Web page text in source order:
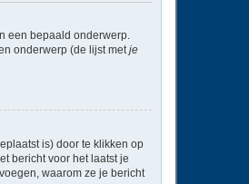
een bepaald onderwerp.
onderwerp (de lijst metje
is) door te klikken op
bericht voor het laatst je
waarom ze je bericht